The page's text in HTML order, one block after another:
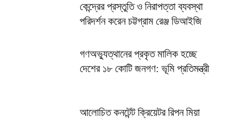
কেন্দ্রের প্রস্তুতি ও নিরাপত্তা ব্যবস্থা
পরিদর্শন করেন চট্টগ্রাম রেঞ্জ ডিআইজি
গণঅভ্যুত্থানের প্রকৃত মালিক হচ্ছে
দেশের ১৮ কোটি জনগণ: ভূমি প্রতিমন্ত্রী
আলোচিত কনটেন্ট ক্রিয়েটর রিপন মিয়া